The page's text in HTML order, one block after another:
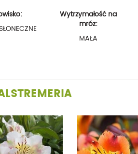
Wytrzymałość na
mróz:
MAŁA